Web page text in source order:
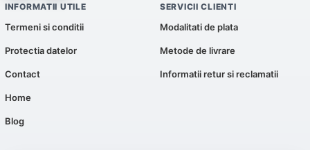
INFORMATII UTILE
Termeni si conditii
Protectia datelor
Contact
Home
Blog
SERVICII CLIENTI
Modalitati de plata
Metode de livrare
Informatii retur si reclamatii